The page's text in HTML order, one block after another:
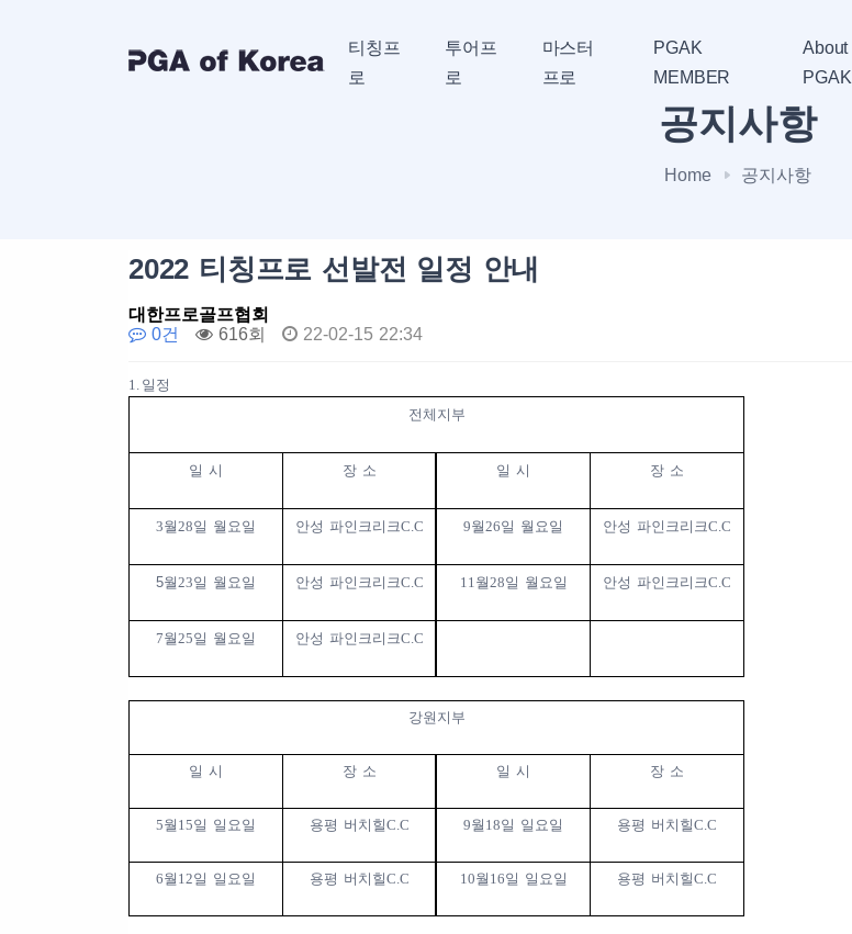
티칭프
로
투어프
로
마스터
프로
PGAK
MEMBER
About
PGAK
공지사항
Home 공지사항
2022 티칭프로 선발전 일정 안내
대한프로골프협회
0건
616회 22-02-15 22:34
1. 일정
전체지부
일 시 장 소 일 시 장 소
3월28일 월요일 안성 파인크리크C.C 9월26일 월요일 안성 파인크리크C.C
5월23일 월요일 안성 파인크리크C.C 11월28일 월요일 안성 파인크리크C.C
7월25일 월요일 안성 파인크리크C.C
강원지부
일 시 장 소 일 시 장 소
5월 15일 일요일 용평 버치힐C.C 9월 18일 일요일 용평 버치힐C.C
6월 12일 일요일 용평 버치힐C.C 10월 16일 일요일 용평 버치힐C.C